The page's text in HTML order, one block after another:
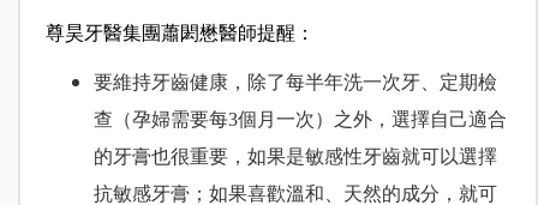
尊昊牙醫集團蕭閎懋醫師提醒：
要維持牙齒健康，除了每半年洗一次牙、定期檢
查（孕婦需要每3個月一次）之外，選擇自己適合
的牙膏也很重要，如果是敏感性牙齒就可以選擇
抗敏感牙膏；如果喜歡溫和、天然的成分，就可